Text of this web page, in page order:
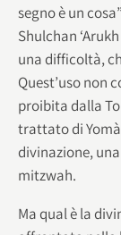
segno è un
Shulchan
una difficoltà,
Quest’uso non
proibita dalla
trattato di
divinazione,
mitzwah.
Ma qual è la